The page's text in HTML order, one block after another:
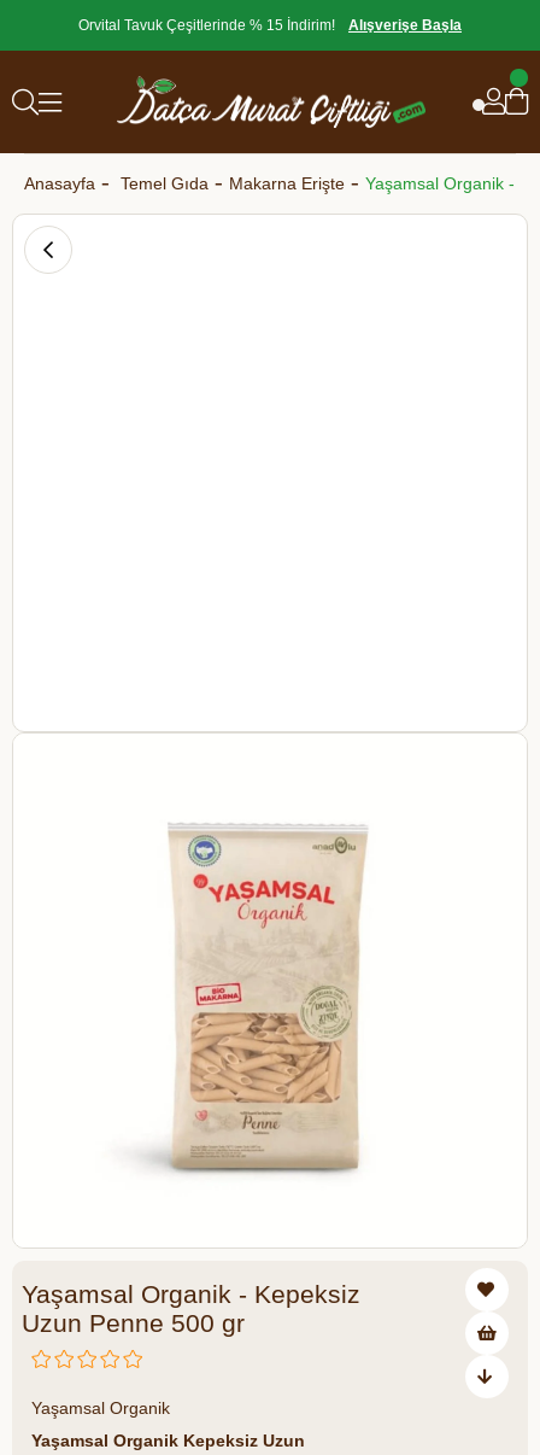
Orvital Tavuk Çeşitlerinde % 15 İndirim! Alışverişe Başla
Anasayfa Temel Gıda Makarna Erişte Yaşamsal Organik -
Yaşamsal Organik - Kepeksiz
Uzun Penne 500 gr
Yaşamsal Organik
Yaşamsal Organik Kepeksiz Uzun